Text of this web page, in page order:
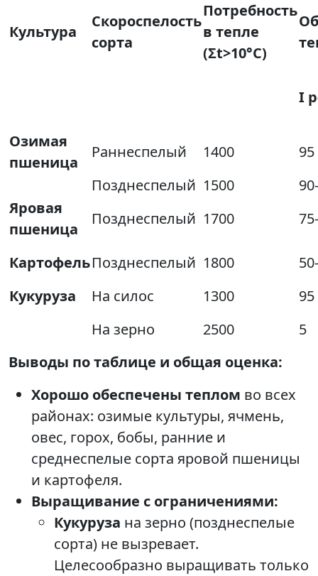
Культура
Скороспелость
сорта
Потребность
в тепле
(Σt>10°C)
I
Озимая
пшеница
Раннеспелый 1400
95
Позднеспелый 1500
Яровая
пшеница
Позднеспелый 1700
КартофельПозднеспелый 1800
Кукуруза
На силос 1300
95
На зерно
2500
5
Выводы по таблице и общая оценка:
Хорошо обеспечены теплом во всех
районах: озимые культуры, ячмень,
овес, горох, бобы, ранние и
среднеспелые сорта яровой пшеницы
и картофеля.
Выращивание с ограничениями:
Кукуруза на зерно (позднеспелые
сорта) не вызревает.
Целесообразно выращивать только